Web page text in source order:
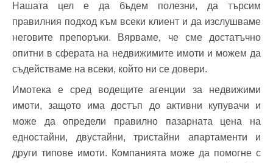
Нашата цел е да бъдем полезни, да търсим
правилния подход към всеки клиент и да изслушваме
неговите препоръки. Вярваме, че сме достатъчно
опитни в сферата на недвижимите имоти и можем да
съдействаме на всеки, който ни се довери.
Имотека е сред водещите агенции за недвижими
имоти, защото има достъп до активни купувачи и
може да определи правилно пазарната цена на
едностайни, двустайни, тристайни апартаменти и
други типове имоти. Компанията може да помогне с